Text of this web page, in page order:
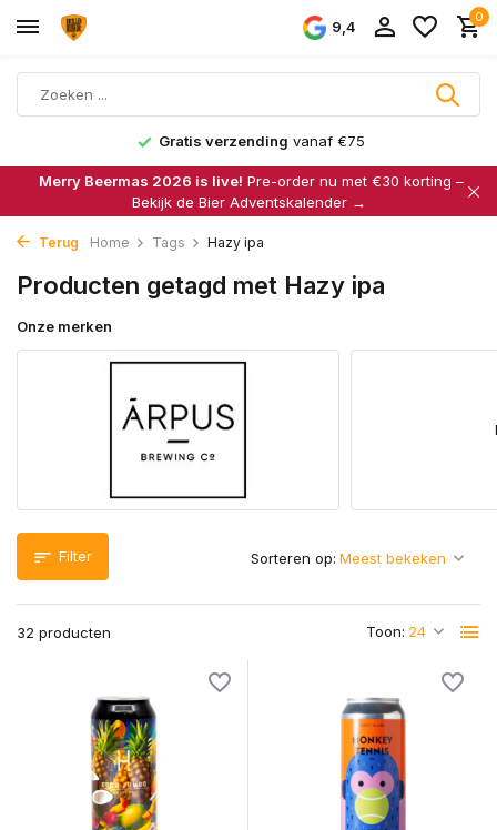
9,4
0
1500+ bieren
Merry Beermas 2026 is live! Pre-order nu met €30 korting –
Bekijk de Bier Adventskalender →
Terug Home Tags Hazy ipa
Producten getagd met Hazy ipa
Onze merken
Filter
32 producten Toon:
Sorteren op: